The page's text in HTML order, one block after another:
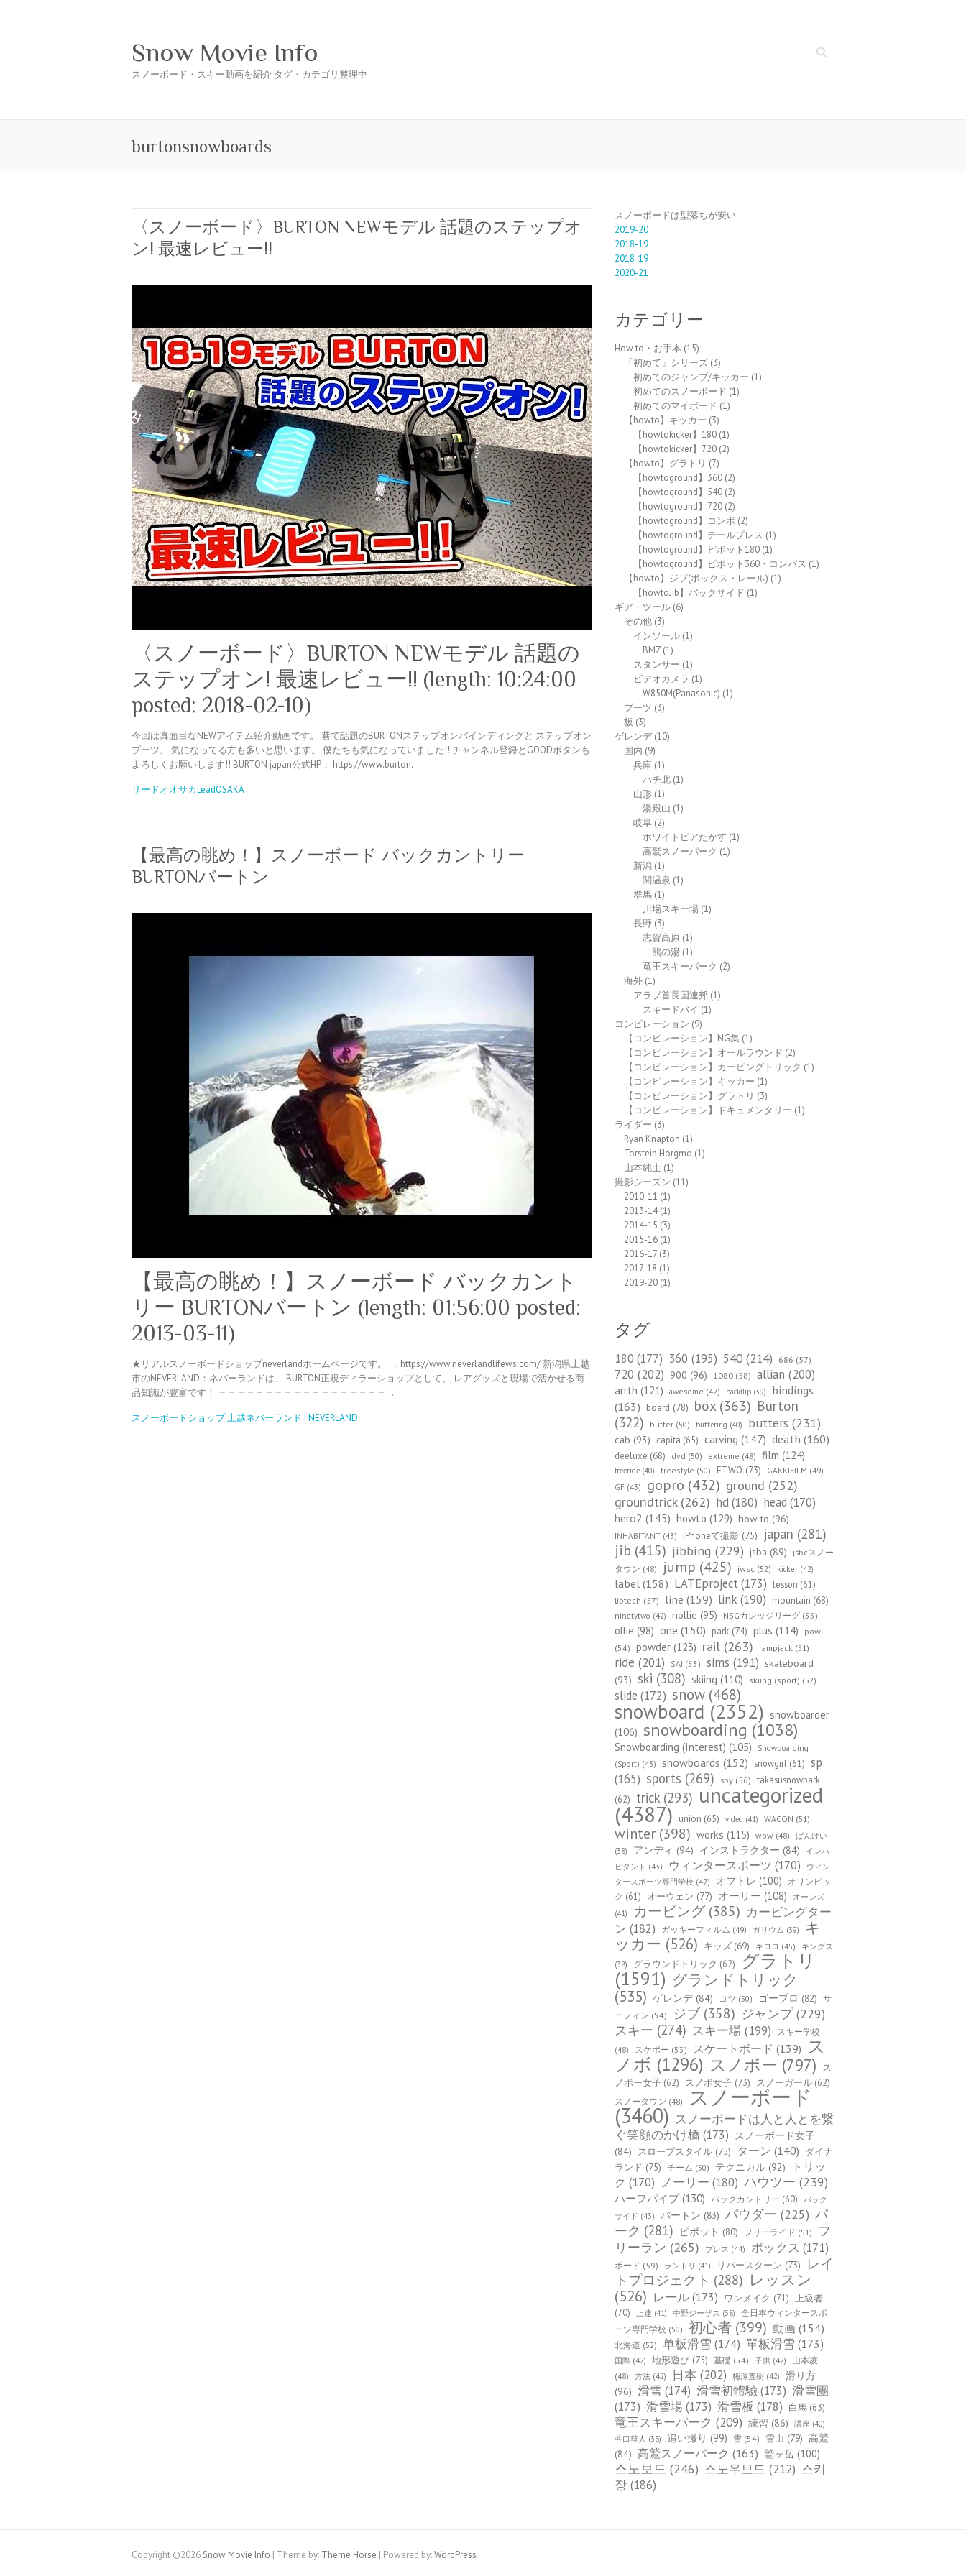
Search
Snow Movie Info
スノーボード・スキー動画を紹介 タグ・カテゴリ整理中
burtonsnowboards
〈スノーボード〉BURTON NEWモデル 話題のステップオ
ン! 最速レビュー!!
〈スノーボード〉BURTON NEWモデル 話題の
ステップオン! 最速レビュー!! (length: 10:24:00
posted: 2018-02-10)
今回は真面目なNEWアイテム紹介動画です。 巷で話題のBURTONステップオンバインディングと ステップオン
ブーツ。 気になってる方も多いと思います。 僕たちも気になっていました!! チャンネル登録とGOODボタンも
よろしくお願いします!! BURTON japan公式HP： https://www.burton…
リードオオサカLeadOSAKA
【最高の眺め！】スノーボード バックカントリー
BURTONバートン
【最高の眺め！】スノーボード バックカント
リー BURTONバートン (length: 01:56:00 posted:
2013-03-11)
★リアルスノーボードショップneverlandホームページです。 → https://www.neverlandlifews.com/ 新潟県上越
市のNEVERLAND：ネバーランドは、 BURTON正規ディラーショップとして、 レアグッズと現場で活かせる商
品知識が豊富です！ ＝＝＝＝＝＝＝＝＝＝＝＝＝＝＝＝＝＝…
スノーボードショップ 上越ネバーランド | NEVERLAND
スノーボードは型落ちが安い
2019-20
2018-19
2018-19
2020-21
カテゴリー
How to・お手本 (15)
「初めて」シリーズ (3)
初めてのジャンプ/キッカー (1)
初めてのスノーボード (1)
初めてのマイボード (1)
【howto】キッカー (3)
【howtokicker】180 (1)
【howtokicker】720 (2)
【howto】グラトリ (7)
【howtoground】360 (2)
【howtoground】540 (2)
【howtoground】720 (2)
【howtoground】コンボ (2)
【howtoground】テールプレス (1)
【howtoground】ピボット180 (1)
【howtoground】ピボット360・コンパス (1)
【howto】ジブ(ボックス・レール) (1)
【howtoJib】バックサイド (1)
ギア・ツール (6)
その他 (3)
インソール (1)
BMZ (1)
スタンサー (1)
ビデオカメラ (1)
W850M(Panasonic) (1)
ブーツ (3)
板 (3)
ゲレンデ(10)
国内 (9)
兵庫 (1)
ハチ北 (1)
山形 (1)
湯殿山 (1)
岐阜 (2)
ホワイトピアたかす (1)
高鷲スノーパーク (1)
新潟 (1)
関温泉 (1)
群馬 (1)
川場スキー場 (1)
長野 (3)
志賀高原 (1)
熊の湯 (1)
竜王スキーパーク (2)
海外 (1)
アラブ首長国連邦 (1)
スキードバイ (1)
コンピレーション (9)
【コンピレーション】NG集 (1)
【コンピレーション】オールラウンド (2)
【コンピレーション】カービングトリック (1)
【コンピレーション】キッカー (1)
【コンピレーション】グラトリ (3)
【コンピレーション】ドキュメンタリー (1)
ライダー (3)
Ryan Knapton (1)
Torstein Horgmo (1)
山本純士 (1)
撮影シーズン (11)
2010-11 (1)
2013-14(1)
2014-15 (3)
2015-16 (1)
2016-17 (3)
2017-18 (1)
2019-20 (1)
タグ
180 (177) 360 (195) 540 (214) 686 (57)
720 (202) 900 (96) 1080 (58) allian (200)
arrth (121) awesome (47) backflip (39)
bindings
(163) board (78) box(363) Burton
(322)
butter (50) buttering (40) butters (231)
cab (93) capita (65) carving (147) death (160)
deeluxe (68) dvd (50) extreme (48) film (124)
freeride (40) freestyle (50) FTWO (73) GAKKIFILM (49)
GF (43) gopro (432) ground (252)
groundtrick(262) hd(180) head(170)
hero2 (145) howto (129) how to (96)
INHABITANT (43) iPhoneで撮影 (75) japan (281)
jib (415) jibbing (229) jsba (89)
jsbcスノー
タウン (48) jump (425) jwsc (52) kicker (42)
label (158) LATEproject(173) lesson (61)
libtech (57) line (159) link (190) mountain (68)
ninetytwo (42) nollie (95) NSGカレッジリーグ (55)
ollie (98) one (150) park (74) plus (114)
pow
(54)
powder (123) rail (263) rampjack (51)
ride (201) SAJ (53) sims (191) skateboard
(93) ski (308) skiing (110) skiing (sport) (52)
slide (172) snow (468)
snowboard (2352) snowboarder
(106) snowboarding (1038)
Snowboarding (Interest) (105)
Snowboarding
(Sport) (43) snowboards (152) snowgirl (61) sp
(165) sports (269) spy (56)
takasusnowpark
(62)
trick (293) uncategorized
(4387) union (65) video (41) WACON (51)
winter (398) works (115) wow (48)
ばんけい
(38)
アンディ (94) インストラクター (84)
インハ
ビタント (43) ウィンタースポーツ (170)
ウィン
タースポーツ専門学校 (47) オフトレ (100)
オリンピッ
ク (61) オーウェン (77) オーリー (108)
オーンズ
(41)
カービング (385) カービングター
ン (182) ガッキーフィルム (49) ガリウム (39)
キ
ッカー (526) キッズ (69) キロロ (45)
キングス
(38)
グラウンドトリック (62) グラトリ
(1591) グランドトリック
(535) ゲレンデ(84) コツ (50) ゴープロ (82)
サ
ーフィン (54) ジブ (358) ジャンプ(229)
スキー (274) スキー場 (199)
スキー学校
(48)
スケボー (53) スケートボード (139) ス
ノボ (1296) スノボー (797)
ス
ノボー女子 (62) スノボ女子 (73) スノーガール (62)
スノータウン (48) スノーボード
(3460) スノーボードは人と人とを繋
ぐ笑顔のかけ橋 (173) スノーボード女子
(84) スロープスタイル (75) ターン (140) ダイナ
ランド (75) チーム (50) テクニカル (92)
トリッ
ク (170) ノーリー (180) ハウツー (239)
ハーフパイプ(130) バックカントリー (60)
バック
サイド (43) バートン (83) パウダー (225) パ
ーク (281) ピボット (80) フリーライド (51)
フ
リーラン (265) プレス (44) ボックス (171)
ボード (59) ラントリ (41) リバースターン (73)
レイ
トプロジェクト (288) レッスン
(526) レール(173) ワンメイク (71) 上級者
(70)
上達 (41) 中野ジーザス (38)
全日本ウィンタースポ
ーツ専門学校 (50) 初心者 (399) 動画 (154)
北海道 (52) 单板滑雪 (174) 單板滑雪 (173)
国際 (42) 地形遊び (75) 基礎 (54) 子供 (42)
山本凌
(48)
方法 (42) 日本 (202) 梅澤直樹 (42)
滑り方
(96) 滑雪 (174) 滑雪初體驗 (173) 滑雪團
(173) 滑雪場(173) 滑雪板 (178) 白馬 (63)
竜王スキーパーク (209) 練習 (86) 講座 (40)
谷口尊人 (38) 追い撮り (99) 雪 (54) 雪山 (79) 高鷲
(84) 高鷲スノーパーク (163) 鷲ヶ岳 (100)
스노보드 (246) 스노우보드 (212) 스키
장 (186)
Copyright ©2026 Snow Movie Info | Theme by: Theme Horse | Powered by:WordPress